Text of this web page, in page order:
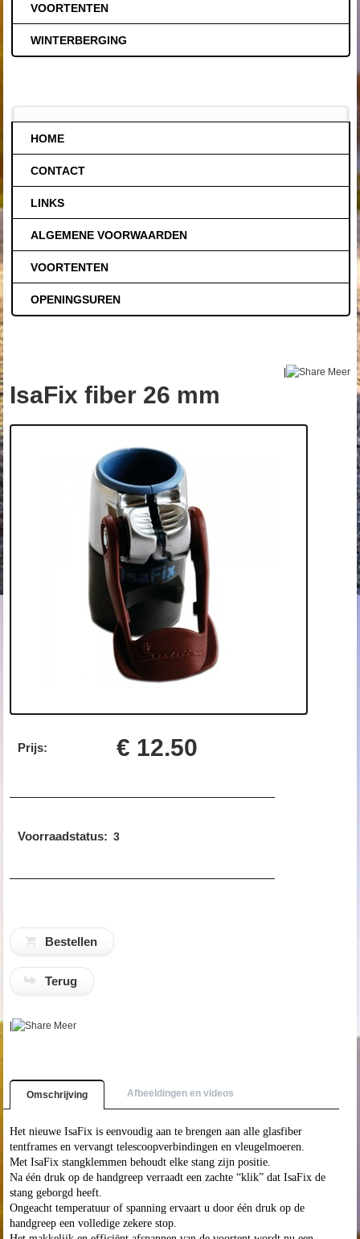
VOORTENTEN
WINTERBERGING
HOME
CONTACT
LINKS
ALGEMENE VOORWAARDEN
VOORTENTEN
OPENINGSUREN
| Meer
IsaFix fiber 26 mm
Prijs: € 12.50
Voorraadstatus: 3
Terug
| Meer
Omschrijving Afbeeldingen en videos
Het nieuwe IsaFix is eenvoudig aan te brengen aan alle glasfiber
tentframes en vervangt telescoopverbindingen en vleugelmoeren.
Met IsaFix stangklemmen behoudt elke stang zijn positie.
Na één druk op de handgreep verraadt een zachte “klik” dat IsaFix de
stang geborgd heeft.
Ongeacht temperatuur of spanning ervaart u door één druk op de
handgreep een volledige zekere stop.